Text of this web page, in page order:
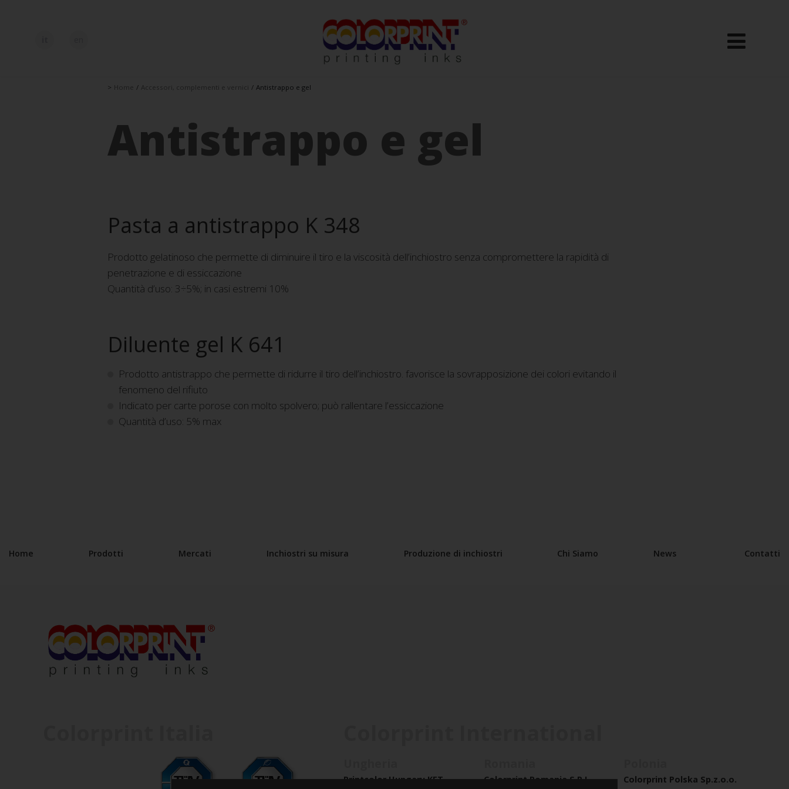
> Home / Accessori, complementi e vernici / Antistrappo e gel
Antistrappo e gel
Pasta a antistrappo K 348
Prodotto gelatinoso che permette di diminuire il tiro e la viscosità dell’inchiostro senza compromettere la rapidità di
penetrazione e di essiccazione
Quantità d’uso: 3÷5%; in casi estremi 10%
Diluente gel K 641
Prodotto antistrappo che permette di ridurre il tiro dell’inchiostro. favorisce la sovrapposizione dei colori evitando il
fenomeno del rifiuto
Indicato per carte porose con molto spolvero; può rallentare l’essiccazione
Quantità d’uso: 5% max
Home Prodotti Mercati Inchiostri su misura Produzione di inchiostri Chi Siamo News Contatti
Printcolor Hungary KFT Colorprint Romania S.R.L. Colorprint Polska Sp.z.o.o.